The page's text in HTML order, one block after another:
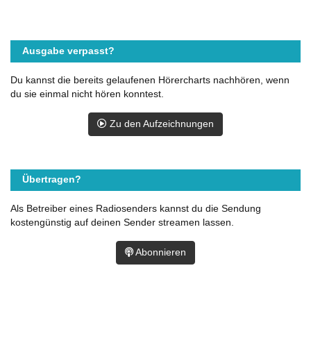
Ausgabe verpasst?
Du kannst die bereits gelaufenen Hörercharts nachhören, wenn
du sie einmal nicht hören konntest.
Zu den Aufzeichnungen
Übertragen?
Als Betreiber eines Radiosenders kannst du die Sendung
kostengünstig auf deinen Sender streamen lassen.
Abonnieren